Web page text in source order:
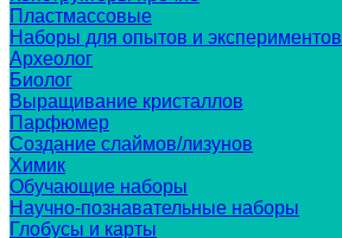
Пластмассовые
Наборы для опытов и экспериментов
Археолог
Биолог
Выращивание кристаллов
Парфюмер
Создание слаймов/лизунов
Химик
Обучающие наборы
Научно-познавательные наборы
Глобусы и карты